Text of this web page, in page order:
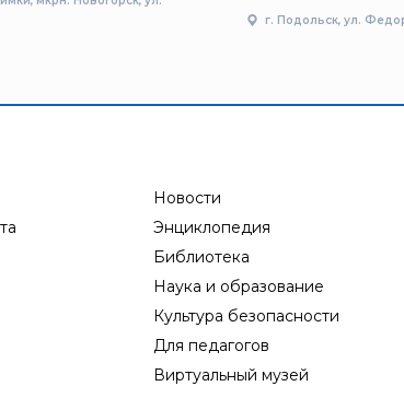
г. Подольск, ул.
Новости
Энциклопедия
Библиотека
Наука и образование
Культура безопасности
Для педагогов
Виртуальный музей